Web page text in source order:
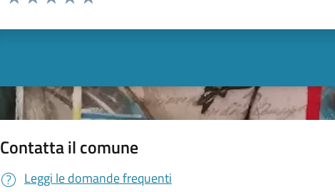
Contatta il comune
Leggi le domande frequenti